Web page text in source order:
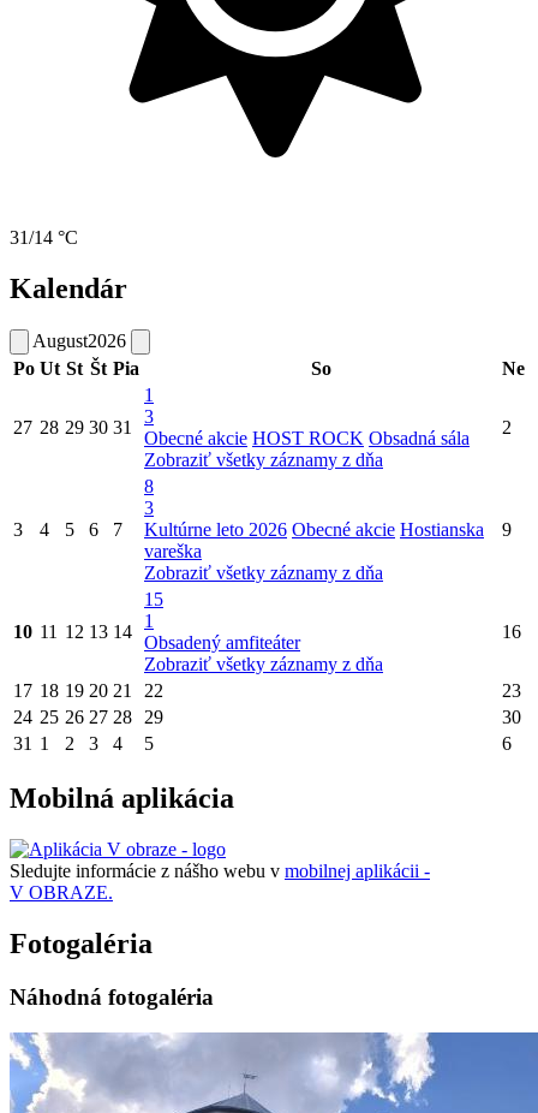
31/14 °C
Kalendár
August2026
Po Ut St Št Pia So Ne
27 28 29 30 31
1
3
Obecné akcie HOST ROCK Obsadná sála
Zobraziť všetky záznamy z dňa
2
3 4 5 6 7
8
3
Kultúrne leto 2026 Obecné akcie Hostianska
vareška
Zobraziť všetky záznamy z dňa
9
10 11 12 13 14
15
1
Obsadený amfiteáter
Zobraziť všetky záznamy z dňa
16
17 18 19 20 21 22
23
24 25 26 27 28 29
30
31 1 2 3 4 5 6
Mobilná aplikácia
Sledujte informácie z nášho webu v mobilnej aplikácii -
V OBRAZE.
Fotogaléria
Náhodná fotogaléria